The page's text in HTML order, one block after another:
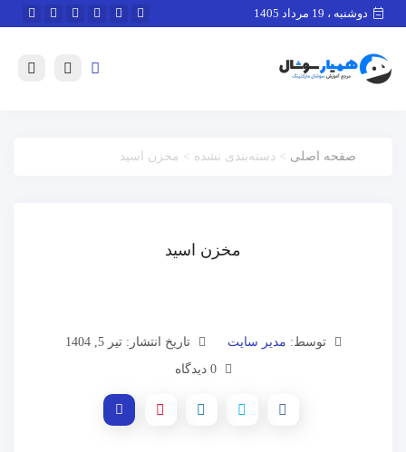
دوشنبه ، 19 مرداد 1405
صفحه اصلی > دسته‌بندی نشده > مخزن اسید
مخزن اسید
توسط: مدیر سایت
تاریخ انتشار: تیر 5, 1404
0 دیدگاه